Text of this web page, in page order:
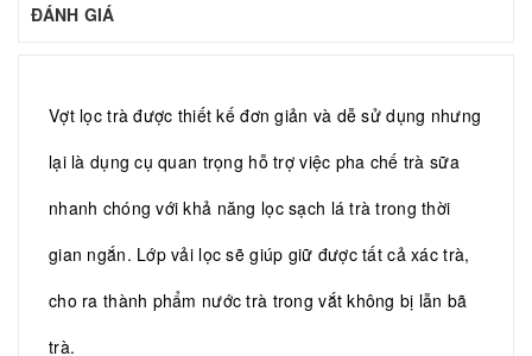
ĐÁNH GIÁ
Vợt lọc trà được thiết kế đơn giản và dễ sử dụng nhưng
lại là dụng cụ quan trọng hỗ trợ việc pha chế trà sữa
nhanh chóng với khả năng lọc sạch lá trà trong thời
gian ngắn. Lớp vải lọc sẽ giúp giữ được tất cả xác trà,
cho ra thành phẩm nước trà trong vắt không bị lẫn bã
trà.